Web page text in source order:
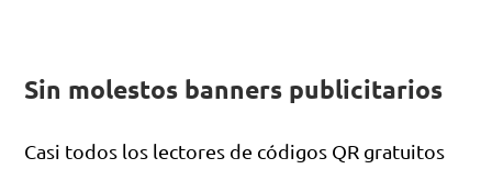
Sin molestos banners publicitarios
Casi todos los lectores de códigos QR gratuitos